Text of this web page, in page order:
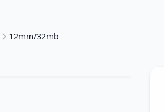
12mm/32mb